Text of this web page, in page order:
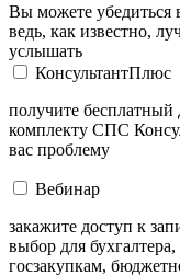
Вы можете убедиться
ведь, как известно,
услышать
КонсультантПлюс
получите
комплекту СПС
вас проблему
Вебинар
закажите доступ к
выбор для
госзакупкам,